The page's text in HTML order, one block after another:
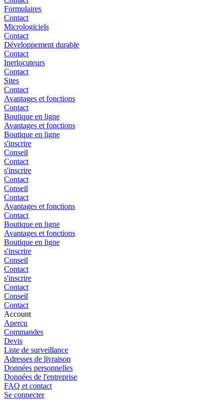
Formulaires
Contact
Micrologiciels
Contact
Développement durable
Contact
Inerlocuteurs
Contact
Sites
Contact
Avantages et fonctions
Contact
Boutique en ligne
Avantages et fonctions
Boutique en ligne
s'inscrire
Conseil
Contact
s'inscrire
Contact
Conseil
Contact
Avantages et fonctions
Contact
Boutique en ligne
Avantages et fonctions
Boutique en ligne
s'inscrire
Conseil
Contact
s'inscrire
Contact
Conseil
Contact
Account
Aperçu
Commandes
Devis
Liste de surveillance
Adresses de livraison
Données personnelles
Données de l'entreprise
FAQ et contact
Se connecter